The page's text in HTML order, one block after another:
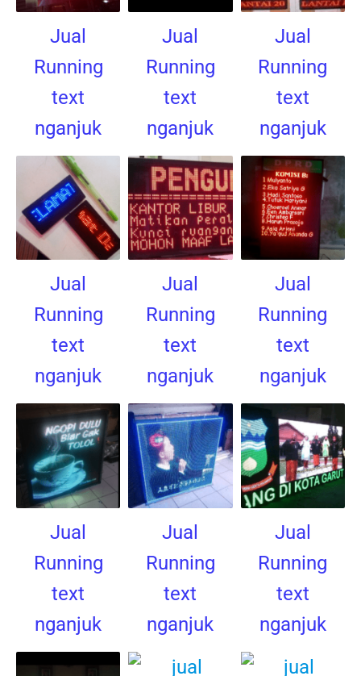
Jual
Running
text
nganjuk
Jual
Running
text
nganjuk
Jual
Running
text
nganjuk
Jual
Running
text
nganjuk
Jual
Running
text
nganjuk
Jual
Running
text
nganjuk
Jual
Running
text
nganjuk
Jual
Running
text
nganjuk
Jual
Running
text
nganjuk